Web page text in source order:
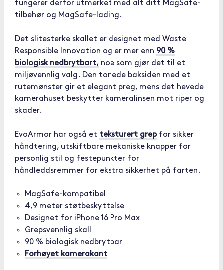
fungerer derfor utmerket med alt ditt MagSafe-
tilbehør og MagSafe-lading.
Det slitesterke skallet er designet med Waste
Responsible Innovation og er mer enn 90 %
biologisk nedbrytbart, noe som gjør det til et
miljøvennlig valg. Den tonede baksiden med et
rutemønster gir et elegant preg, mens det hevede
kamerahuset beskytter kameralinsen mot riper og
skader.
EvoArmor har også et teksturert grepfor sikker
håndtering, utskiftbare mekaniske knapper for
personlig stil og festepunkter for
håndleddsremmer for ekstra sikkerhet på farten.
MagSafe-kompatibel
4,9 meter støtbeskyttelse
Designet for iPhone 16 Pro Max
Grepsvennlig skall
90 % biologisk nedbrytbar
Forhøyet kamerakant